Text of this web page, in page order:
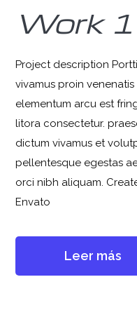
Work 1
Project description
vivamus proin
elementum arcu est
litora consectetur.
dictum vivamus et
pellentesque egestas
orci nibh aliquam.
Envato
Leer más